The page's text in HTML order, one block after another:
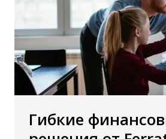
Гибкие